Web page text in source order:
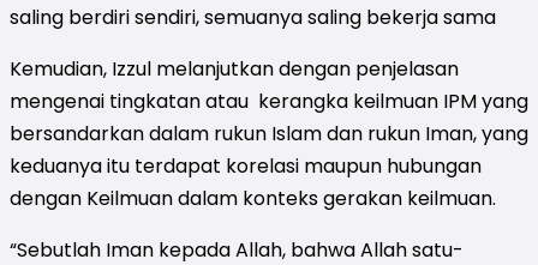
saling berdiri sendiri, semuanya saling bekerja sama
Kemudian, Izzul melanjutkan dengan penjelasan
mengenai tingkatan atau kerangka keilmuan IPM yang
bersandarkan dalam rukun Islam dan rukun Iman, yang
keduanya itu terdapat korelasi maupun hubungan
dengan Keilmuan dalam konteks gerakan keilmuan.
“Sebutlah Iman kepada Allah, bahwa Allah satu-